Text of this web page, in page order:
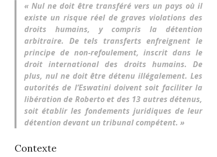
« Nul ne doit être transféré vers un pays où il
existe un risque réel de graves violations des
droits humains, y compris la détention
arbitraire. De tels transferts enfreignent le
principe de non-refoulement, inscrit dans le
droit international des droits humains. De
plus, nul ne doit être détenu illégalement. Les
autorités de l’Eswatini doivent soit faciliter la
libération de Roberto et des 13 autres détenus,
soit établir les fondements juridiques de leur
détention devant un tribunal compétent. »
Contexte